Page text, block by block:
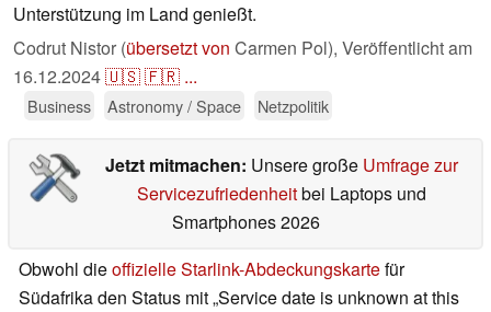
Unterstützung im Land genießt.
Codrut Nistor (übersetzt von Carmen Pol), Veröffentlicht am
16.12.2024🇺🇸🇫🇷 ...
Business Astronomy / Space Netzpolitik
Jetzt mitmachen: Unsere große Umfrage zur
Servicezufriedenheitbei Laptops und
Smartphones 2026
Obwohl dieoffizielle Starlink-Abdeckungskartefür
Südafrika den Status mit „Service date is unknown at this